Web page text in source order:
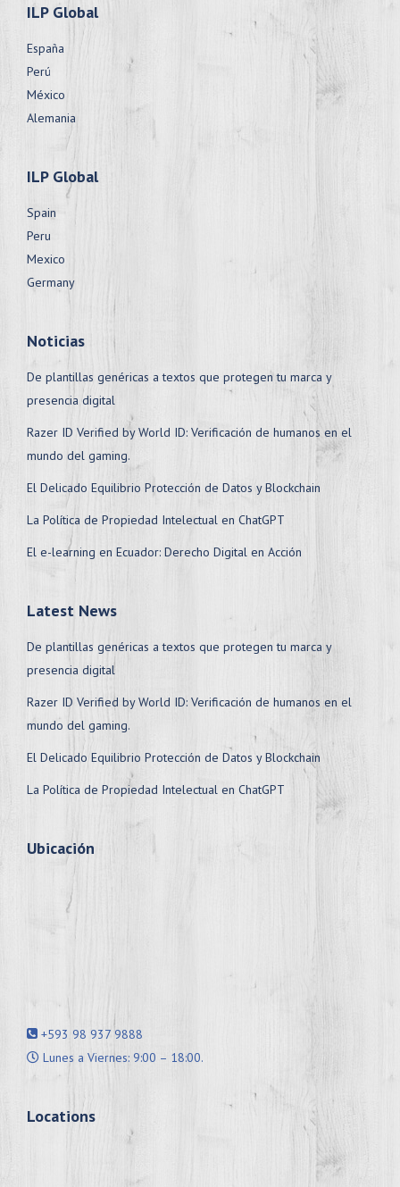
ILP Global
España
Perú
México
Alemania
ILP Global
Spain
Peru
Mexico
Germany
Noticias
De plantillas genéricas a textos que protegen tu marca y
presencia digital
Razer ID Verified by World ID: Verificación de humanos en el
mundo del gaming.
El Delicado Equilibrio Protección de Datos y Blockchain
La Política de Propiedad Intelectual en ChatGPT
El e-learning en Ecuador: Derecho Digital en Acción
Latest News
De plantillas genéricas a textos que protegen tu marca y
presencia digital
Razer ID Verified by World ID: Verificación de humanos en el
mundo del gaming.
El Delicado Equilibrio Protección de Datos y Blockchain
La Política de Propiedad Intelectual en ChatGPT
Ubicación
+593 98 937 9888
Lunes a Viernes: 9:00 – 18:00.
Locations